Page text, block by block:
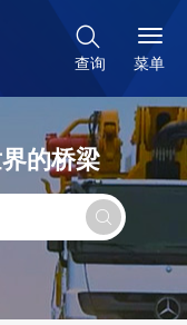

查询 菜单
的桥梁
